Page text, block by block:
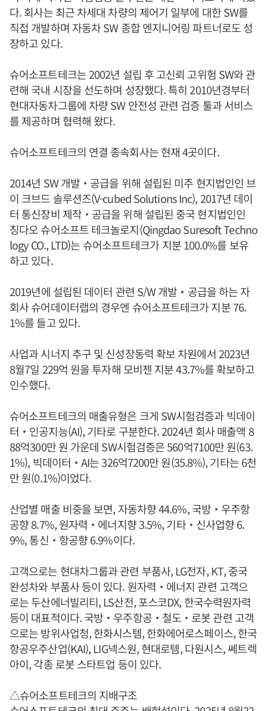
다. 회사는 최근 차세대 차량의 제어기 일부에 대한 SW를
직접 개발하며 자동차 SW 종합 엔지니어링 파트너로도 성
장하고 있다.
슈어소프트테크는 2002년 설립 후 고신뢰 고위험 SW와 관
련해 국내 시장을 선도하며 성장했다. 특히 2010년경부터
현대자동차그룹에 차량 SW 안전성 관련 검증 툴과 서비스
를 제공하며 협력해 왔다.
슈어소프트테크의 연결 종속회사는 현재 4곳이다.
2014년 SW 개발‧공급을 위해 설립된 미주 현지법인인 브
이 크브드 솔루션즈(V-cubed Solutions Inc), 2017년 데이
터 통신장비 제작‧공급을 위해 설립된 중국 현지법인인
칭다오 슈어소프트 테크놀로지(Qingdao Suresoft Techno
logy CO., LTD)는 슈어소프트테크가 지분 100.0%를 보유
하고 있다.
2019년에 설립된 데이터 관련 S/W 개발‧공급을 하는 자
회사 슈어데이터랩의 경우엔 슈어소프트테크가 지분 76.
1%를 들고 있다.
사업과 시너지 추구 및 신성장동력 확보 차원에서 2023년
8월7일 229억 원을 투자해 모비젠 지분 43.7%를 확보하고
인수했다.
슈어소프트테크의 매출유형은 크게 SW시험검증과 빅데이
터‧인공지능(AI), 기타로 구분한다. 2024년 회사 매출액 8
88억300만 원 가운데 SW시험검증은 560억7100만 원(63.
1%), 빅데이터‧AI는 326억7200만 원(35.8%), 기타는 6천
만 원(0.1%)이었다.
산업별 매출 비중을 보면, 자동차향 44.6%, 국방‧우주항
공향 8.7%, 원자력‧에너지향 3.5%, 기타‧신사업향 6.
9%, 통신‧항공향 6.9%이다.
고객으로는 현대차그룹과 관련 부품사, LG전자, KT, 중국
완성차와 부품사 등이 있다. 원자력‧에너지 관련 고객으
로는 두산에너빌리티, LS산전, 포스코DX, 한국수력원자력
등이 대표적이다. 국방‧우주항공‧철도‧로봇 관련 고객
으로는 방위사업청, 한화시스템, 한화에어로스페이스, 한국
항공우주산업(KAI), LIG넥스원, 현대로템, 다원시스, 쎄트렉
아이, 각종 로봇 스타트업 등이 있다.
△슈어소프트테크의 지배구조